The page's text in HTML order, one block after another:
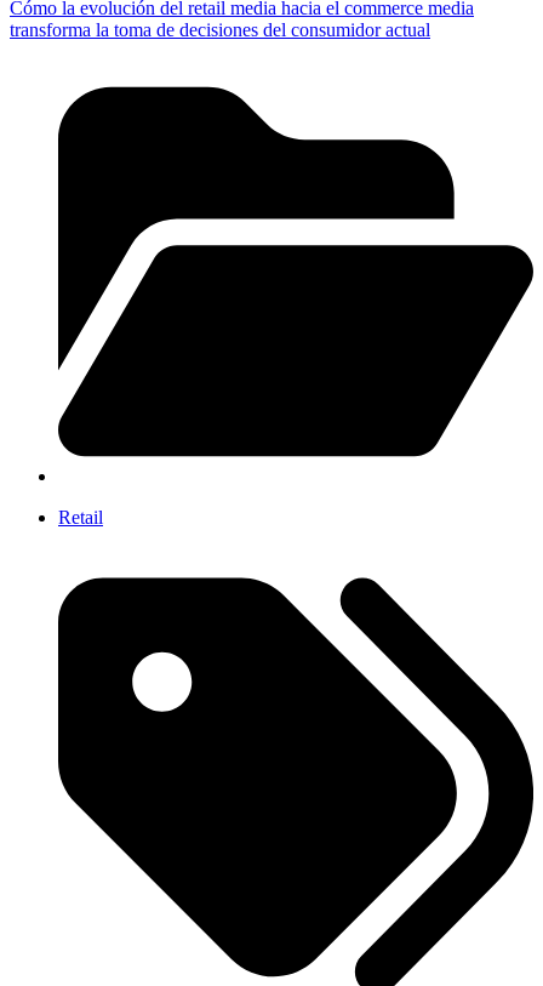
Cómo la evolución del retail media hacia el commerce media
transforma la toma de decisiones del consumidor actual
Retail